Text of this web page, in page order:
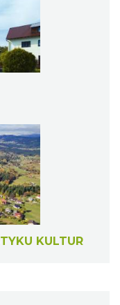
KULTUR